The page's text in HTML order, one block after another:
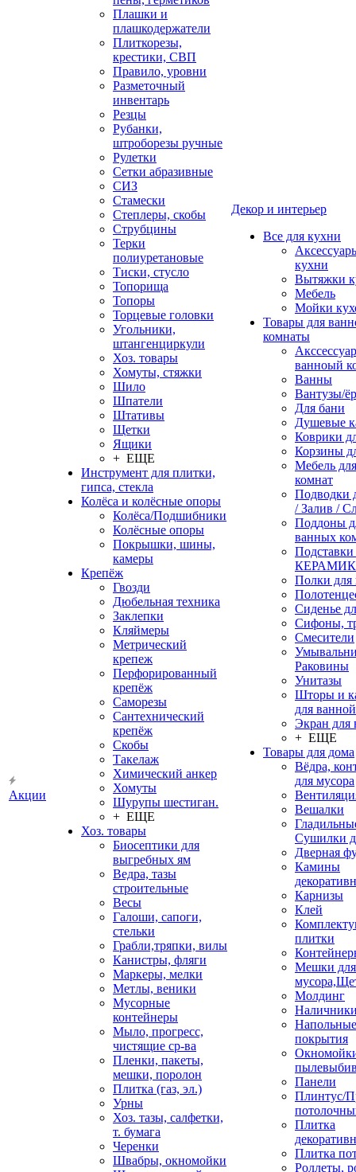
Акции
Плашки и
плашкодержатели
Плиткорезы,
крестики, СВП
Правило, уровни
Разметочный
инвентарь
Резцы
Рубанки,
штроборезы ручные
Рулетки
Сетки абразивные
СИЗ
Стамески
Степлеры, скобы
Струбцины
Терки
полиуретановые
Тиски, стусло
Топорища
Топоры
Торцевые головки
Угольники,
штангенциркули
Хоз. товары
Хомуты, стяжки
Шило
Шпатели
Штативы
Щетки
Ящики
+ ЕЩЕ
Инструмент для плитки,
гипса, стекла
Колёса и колёсные опоры
Колёса/Подшибники
Колёсные опоры
Покрышки, шины,
камеры
Крепёж
Гвозди
Дюбельная техника
Заклепки
Кляймеры
Метрический
крепеж
Перфорированный
крепёж
Саморезы
Сантехнический
крепёж
Скобы
Такелаж
Химический анкер
Хомуты
Шурупы шестиган.
+ ЕЩЕ
Хоз. товары
Биосептики для
выгребных ям
Ведра, тазы
строительные
Весы
Галоши, сапоги,
стельки
Грабли,тряпки, вилы
Канистры, фляги
Маркеры, мелки
Метлы, веники
Мусорные
контейнеры
Мыло, прогресс,
чистящие ср-ва
Пленки, пакеты,
мешки, поролон
Плитка (газ, эл.)
Урны
Хоз. тазы, салфетки,
т. бумага
Черенки
Швабры, окномойки
Декор и интерьер
Все для кухни
кухни
Вытяжки
Мебель
Мойки
Товары для
комнаты
ванноый
Ванны
Вантузы/
Для бани
Душевые
Коврики
Корзины
Мебель
комнат
Подводки
/ Залив /
Поддоны
ванных
Полки для
Сиденье
Сифоны,
Смесители
Раковины
Унитазы
Шторы и
для ванной
Экран для
+ ЕЩЕ
Товары для дома
Вёдра,
для мусора
Вешалки
Сушилки
Дверная
Камины
Карнизы
Клей
плитки
Мешки для
Молдинг
Напольные
покрытия
Панели
Плинтус/
Плитка
Плитка
Роллеты,